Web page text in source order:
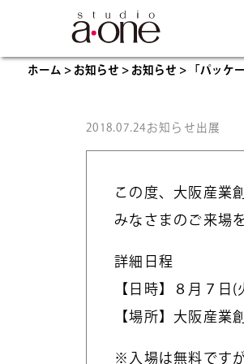
ホーム > お知らせ > お知らせ > 「パッケ
2018.07.24 お知らせ 出展
この度、大阪産業
みなさまのご来場
詳細日程
【日時】８月７
【場所】大阪産業
※入場は無料です